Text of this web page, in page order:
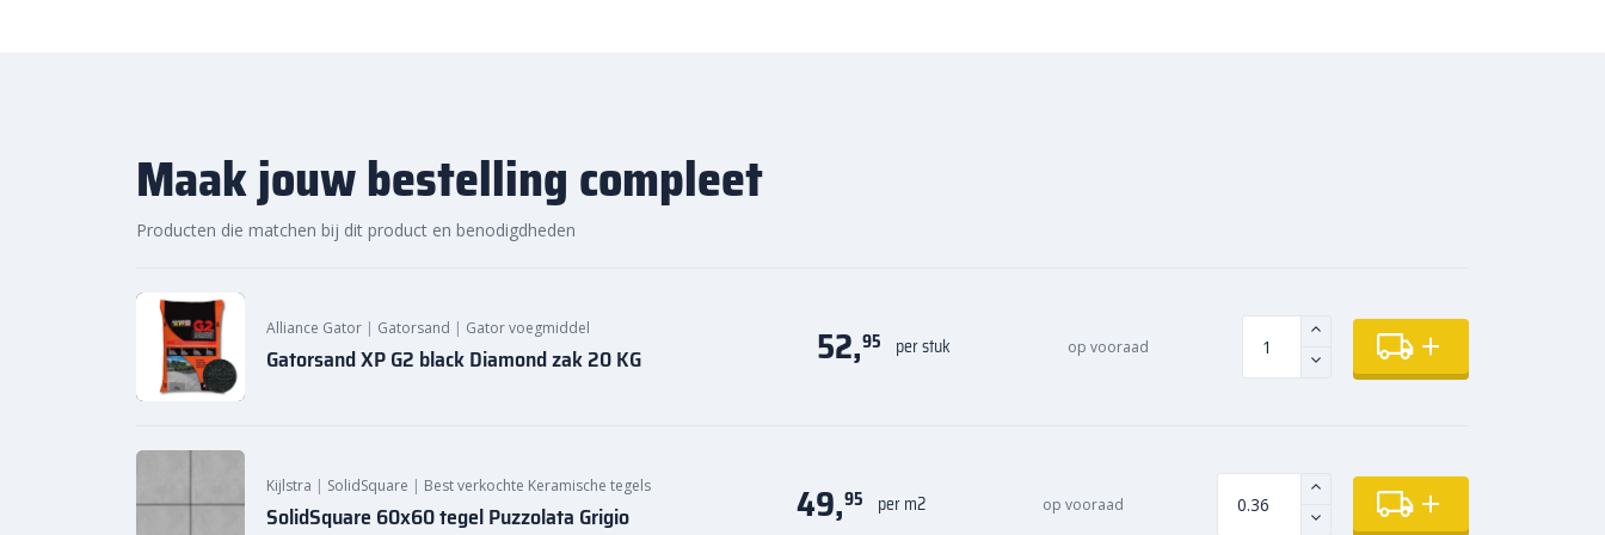
Maak jouw bestelling compleet
Producten die matchen bij dit product en benodigdheden
Alliance Gator | Gatorsand | Gator voegmiddel
Gatorsand XP G2 black Diamond zak 20 KG 52,95 per stuk op vooraad
Kijlstra | SolidSquare | Best verkochte Keramische tegels
SolidSquare 60x60 tegel Puzzolata Grigio 49,95 per m2 op vooraad